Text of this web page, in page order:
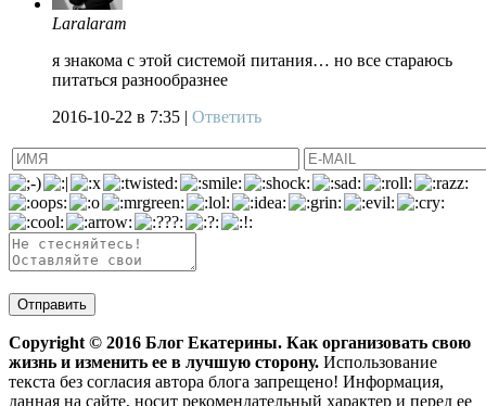
Laralaram
я знакома с этой системой питания… но все стараюсь
питаться разнообразнее
2016-10-22 в 7:35 | Ответить
Copyright © 2016 Блог Екатерины. Как организовать свою
жизнь и изменить ее в лучшую сторону. Использование
текста без согласия автора блога запрещено! Информация,
данная на сайте, носит рекомендательный характер и перед ее